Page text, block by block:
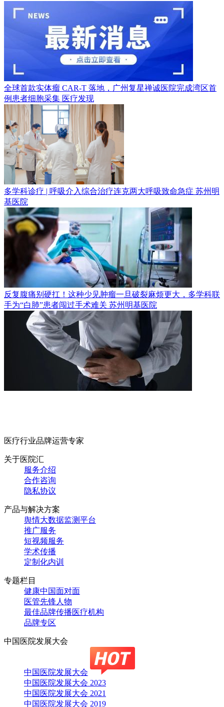
全球首款实体瘤 CAR-T 落地，广州复星禅诚医院完成湾区首
例患者细胞采集 医疗发现
多学科诊疗 | 呼吸介入综合治疗连克两大呼吸致命急症 苏州明
基医院
反复腹痛别硬扛！这种少见肿瘤一旦破裂麻烦更大，多学科联
手为“白肺”患者闯过手术难关 苏州明基医院
医疗行业品牌运营专家
关于医院汇
服务介绍
合作咨询
隐私协议
产品与解决方案
舆情大数据监测平台
推广服务
短视频服务
学术传播
定制化内训
专题栏目
健康中国面对面
医管先锋人物
最佳品牌传播医疗机构
品牌专区
中国医院发展大会
中国医院发展大会
中国医院发展大会 2023
中国医院发展大会 2021
中国医院发展大会 2019